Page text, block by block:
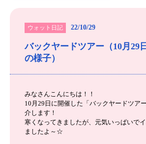
ウォット日記 22/10/29
バックヤードツアー（10月29
の様子）
みなさんこんにちは！！
10月29日に開催した「バックヤードツア
介します！
寒くなってきましたが、元気いっぱいで
ましたよ～☆